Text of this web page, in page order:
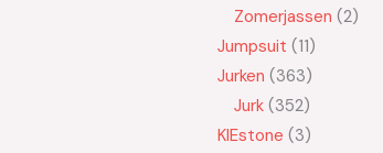
Zomerjassen 2
Jumpsuit 11
Jurken 363
Jurk 352
KIEstone 3